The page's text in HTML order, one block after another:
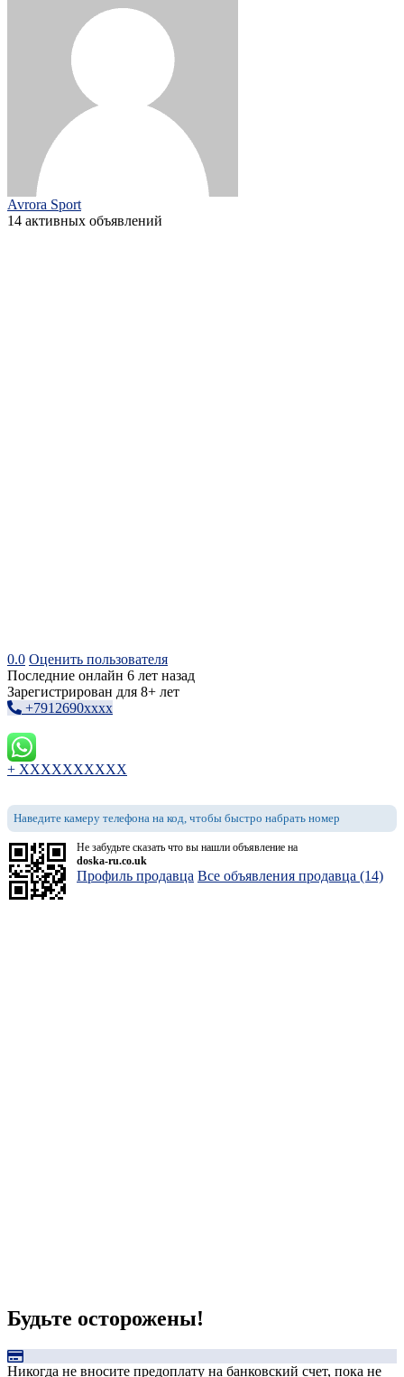
Avrora Sport
14 активных объявлений
0.0 Оценить пользователя
Последние онлайн 6 лет назад
Зарегистрирован для 8+ лет
+7912690xxxx
+ XXXXXXXXXX
Наведите камеру телефона на код, чтобы быстро набрать номер
Не забудьте сказать что вы нашли объявление на
doska-ru.co.uk
Профиль продавца Все объявления продавца (14)
Будьте осторожены!
Никогда не вносите предоплату на банковский счет, пока не